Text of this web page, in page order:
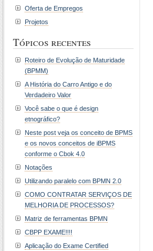
Oferta de Empregos
Projetos
Tópicos recentes
Roteiro de Evolução de Maturidade
(BPMM)
A História do Carro Antigo e do
Verdadeiro Valor
Você sabe o que é design
etnográfico?
Neste post veja os conceito de BPMS
e os novos conceitos de iBPMS
conforme o Cbok 4.0
Notações
Utilizando paralelo com BPMN 2.0
COMO CONTRATAR SERVIÇOS DE
MELHORIA DE PROCESSOS?
Matriz de ferramentas BPMN
CBPP EXAME!!!!
Aplicação do Exame Certified